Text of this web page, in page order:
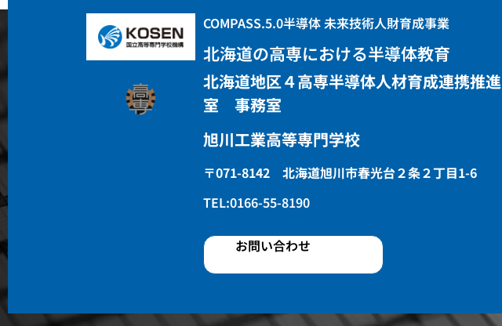
COMPASS.5.0半導体 未来技術人財育成事業
北海道の高専における半導体教育
北海道地区４高専半導体人材育成連携推進
室 事務室
旭川工業高等専門学校
〒071-8142 北海道旭川市春光台２条２丁目1-6
TEL:0166-55-8190
お問い合わせ